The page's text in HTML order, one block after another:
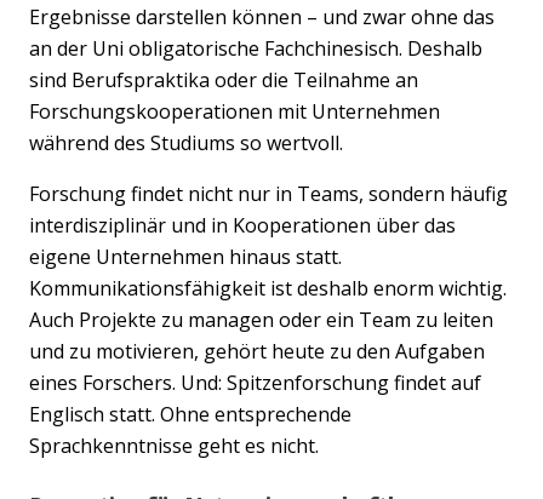
Ergebnisse darstellen können – und zwar ohne das
an der Uni obligatorische Fachchinesisch. Deshalb
sind Berufspraktika oder die Teilnahme an
Forschungskooperationen mit Unternehmen
während des Studiums so wertvoll.
Forschung findet nicht nur in Teams, sondern häufig
interdisziplinär und in Kooperationen über das
eigene Unternehmen hinaus statt.
Kommunikationsfähigkeit ist deshalb enorm wichtig.
Auch Projekte zu managen oder ein Team zu leiten
und zu motivieren, gehört heute zu den Aufgaben
eines Forschers. Und: Spitzenforschung findet auf
Englisch statt. Ohne entsprechende
Sprachkenntnisse geht es nicht.